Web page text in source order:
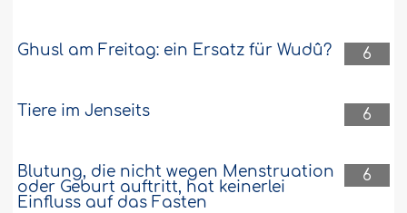
6
Ghusl am Freitag: ein Ersatz für Wudû?
6
Tiere im Jenseits
6
Blutung, die nicht wegen Menstruation
oder Geburt auftritt, hat keinerlei
Einfluss auf das Fasten